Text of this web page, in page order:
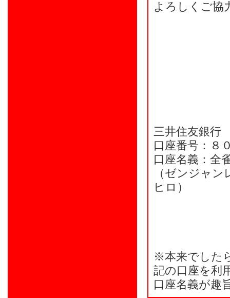
よろしくご協
三井住友銀
口座番号：８
口座名義：
（ゼンジャ
ヒロ）
※本来でした
記の口座を利
口座名義が趣